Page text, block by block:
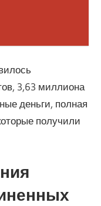
3,63 миллиона
деньги, полная
получили